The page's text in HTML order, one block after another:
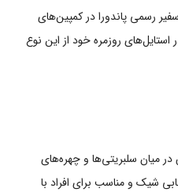
رسمی پاندورا در کمپین‌های
روزمره خود از این نوع
میان سلبریتی‌ها و چهره‌های
شیک و مناسب برای افراد با